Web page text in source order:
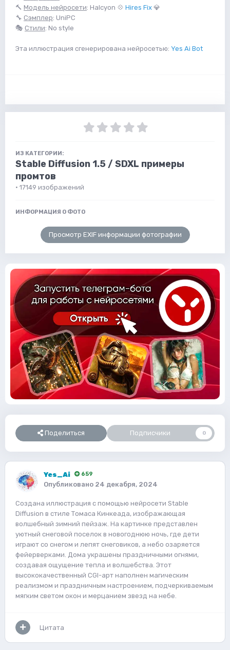
🔨 Модель нейросети: Halcyon 💠 Hires Fix 💎
🔧 Сэмплер: UniPC
🎭 Стили: No style
Эта иллюстрация сгенерирована нейросетью: Yes Ai Bot
ИЗ КАТЕГОРИИ:
Stable Diffusion 1.5 / SDXL примеры
промтов
· 17149 изображений
ИНФОРМАЦИЯ О ФОТО
Просмотр EXIF информации фотографии
Поделиться Подписчики 0
Yes_Ai 659
Опубликовано 24 декабря, 2024
Создана иллюстрация с помощью нейросети Stable
Diffusion в стиле Томаса Кинкеада, изображающая
волшебный зимний пейзаж. На картинке представлен
уютный снеговой поселок в новогоднюю ночь, где дети
играют со снегом и лепят снеговиков, а небо озаряется
фейерверками. Дома украшены праздничными огнями,
создавая ощущение тепла и волшебства. Этот
высококачественный CGI-арт наполнен магическим
реализмом и праздничным настроением, подчеркиваемым
мягким светом окон и мерцанием звезд на небе.
Цитата